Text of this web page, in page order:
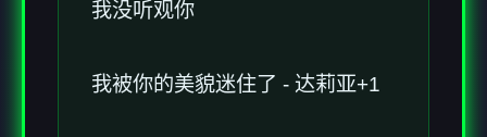
我没听观你
我被你的美貌迷住了 - 达莉亚+1